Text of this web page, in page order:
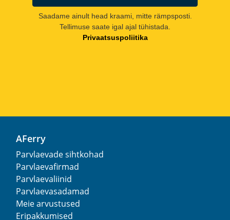
Saadame ainult head kraami, mitte rämpsposti.
Tellimuse saate igal ajal tühistada.
Privaatsuspoliitika
AFerry
Parvlaevade sihtkohad
Parvlaevafirmad
Parvlaevaliinid
Parvlaevasadamad
Meie arvustused
Eripakkumised